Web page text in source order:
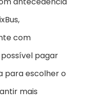
com
pagar
para escolher o
mais